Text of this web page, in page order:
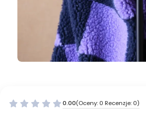
0.00(Oceny: 0 Recenzje: 0)
Przejdź do sekcji Opinie